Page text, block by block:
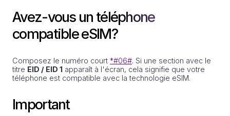
Avez-vous un téléphone
compatible eSIM?
Composez le numéro court *#06#. Si une section avec le
titre EID / EID 1 apparaît à l'écran, cela signifie que votre
téléphone est compatible avec la technologie eSIM.
Important